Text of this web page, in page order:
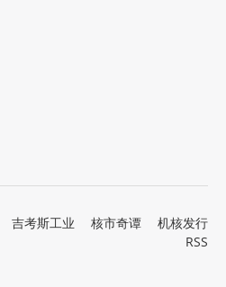
吉考斯工业 核市奇谭
机核发行
RSS